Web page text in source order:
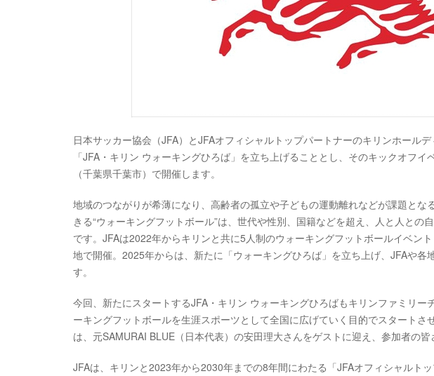
日本サッカー協会（JFA）とJFAオフィシャルトップパートナーのキリンホール
「JFA・キリン ウォーキングひろば」を立ち上げることとし、そのキックオフ
（千葉県千葉市）で開催します。
地域のつながりが希薄になり、高齢者の孤立や子どもの運動離れなどが課題と
きる“ウォーキングフットボール”は、世代や性別、国籍などを超え、人と人との
です。JFAは2022年からキリンと共に5人制のウォーキングフットボールイベン
地で開催。2025年からは、新たに「ウォーキングひろば」を立ち上げ、JFAや
す。
今回、新たにスタートするJFA・キリン ウォーキングひろばもキリンファミリ
ーキングフットボールを生涯スポーツとして全国に広げていく目的でスタート
は、元SAMURAI BLUE（日本代表）の安田理大さんをゲストに迎え、参加者の
JFAは、キリンと2023年から2030年までの8年間にわたる「JFAオフィシャルト